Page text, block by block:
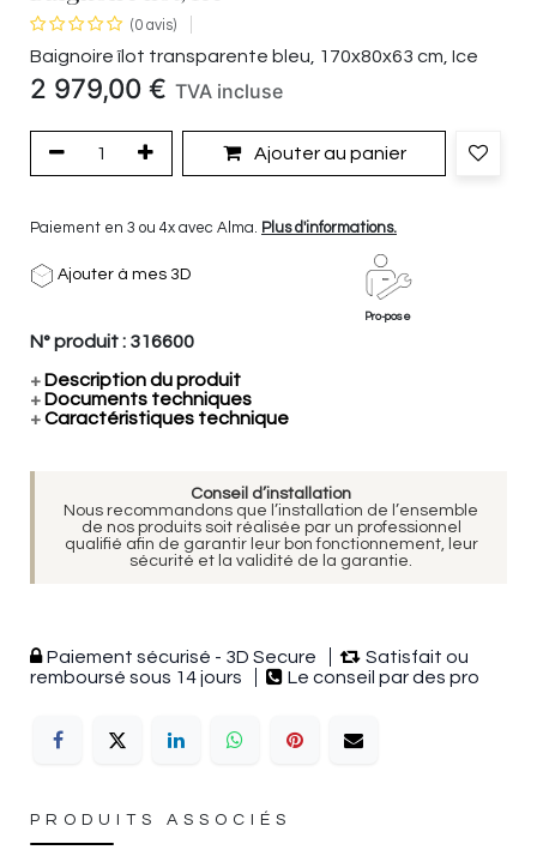
(0 avis)
Baignoire îlot transparente bleu, 170x80x63 cm, Ice
2 979,00 € TVA incluse
Ajouter au panier
Paiement en 3 ou 4x avec Alma. Plus d'informations.
Ajouter à mes 3D
Pro-pose
N° produit : 316600
+ Description du produit
+ Documents techniques
+Caractéristiques technique
Conseil d’installation
Nous recommandons que l’installation de l’ensemble
de nos produits soit réalisée par un professionnel
qualifié afin de garantir leur bon fonctionnement, leur
sécurité et la validité de la garantie.
Paiement sécurisé - 3D Secure
Satisfait ou
remboursé sous 14 jours
Le conseil par des pro
PRODUITS ASSOCIÉS